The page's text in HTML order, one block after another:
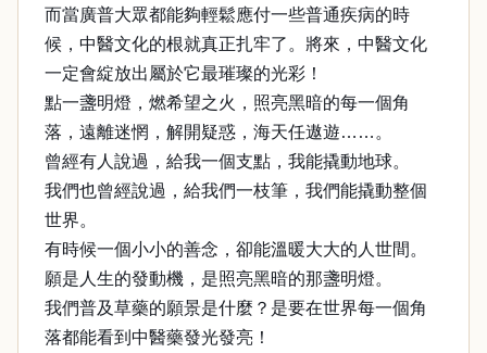
而當廣普大眾都能夠輕鬆應付一些普通疾病的時
候，中醫文化的根就真正扎牢了。將來，中醫文化
一定會綻放出屬於它最璀璨的光彩！
點一盞明燈，燃希望之火，照亮黑暗的每一個角
落，遠離迷惘，解開疑惑，海天任遨遊……。
曾經有人說過，給我一個支點，我能撬動地球。
我們也曾經說過，給我們一枝筆，我們能撬動整個
世界。
有時候一個小小的善念，卻能溫暖大大的人世間。
願是人生的發動機，是照亮黑暗的那盞明燈。
我們普及草藥的願景是什麼？是要在世界每一個角
落都能看到中醫藥發光發亮！